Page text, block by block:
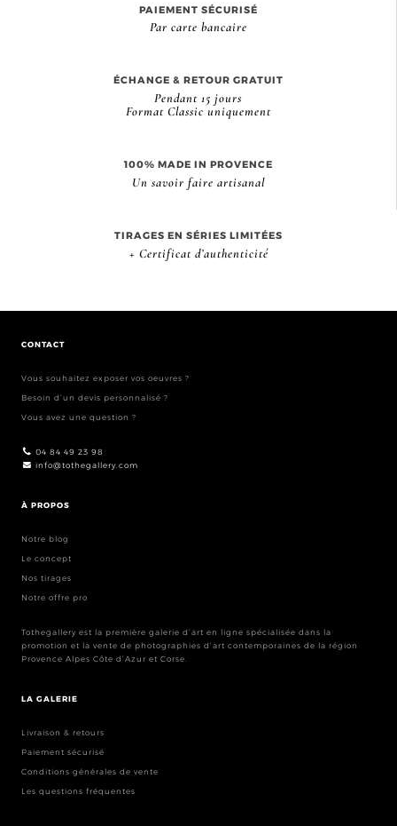
PAIEMENT SÉCURISÉ
Par carte bancaire
ÉCHANGE & RETOUR GRATUIT
Pendant 15 jours
Format Classic uniquement
100% MADE IN PROVENCE
Un savoir faire artisanal
TIRAGES EN SÉRIES LIMITÉES
+ Certificat d’authenticité
CONTACT
Vous souhaitez exposer vos oeuvres ?
Besoin d’un devis personnalisé ?
Vous avez une question ?
04 84 49 23 98
info@tothegallery.com
À PROPOS
Notre blog
Le concept
Nos tirages
Notre offre pro
Tothegallery est la première galerie d’art en ligne spécialisée dans la
promotion et la vente de photographies d’art contemporaines de la région
Provence Alpes Côte d’Azur et Corse.
LA GALERIE
Livraison & retours
Paiement sécurisé
Conditions générales de vente
Les questions fréquentes